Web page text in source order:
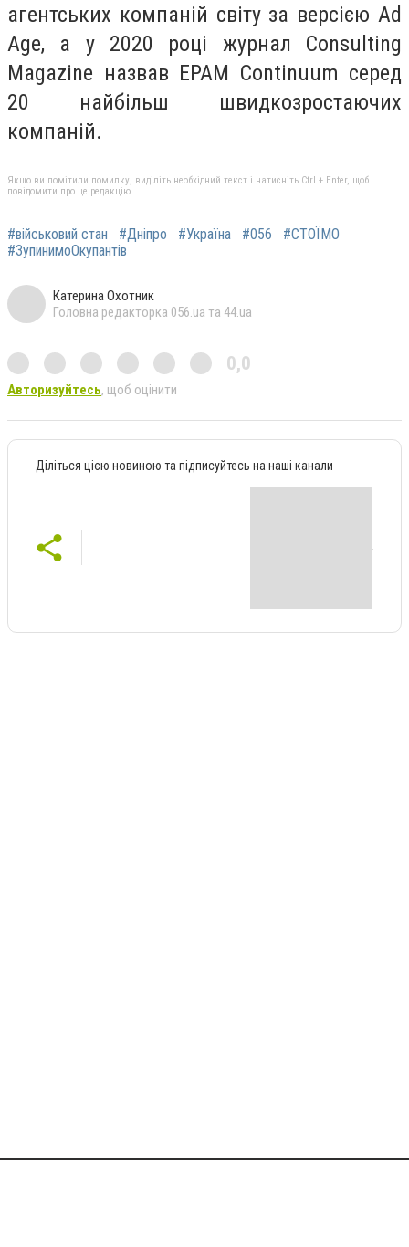
агентських компаній світу за версією Ad
Age, а у 2020 році журнал Consulting
Magazine назвав EPAM Continuum серед
20 найбільш швидкозростаючих
компаній.
Якщо ви помітили помилку, виділіть необхідний текст і натисніть Ctrl + Enter, щоб
повідомити про це редакцію
#військовий стан #Дніпро #Україна #056
#СТОЇМО
#ЗупинимоОкупантів
Катерина Охотник
Головна редакторка 056.ua та 44.ua
0,0
Авторизуйтесь, щоб оцінити
Діліться цією новиною та підписуйтесь на наші канали